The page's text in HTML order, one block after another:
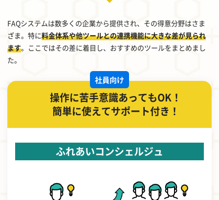
FAQシステムは数多くの企業から提供され、その得意分野はさま
ざま。特に料金体系や他ツールとの連携機能に大きな差が見られ
ます。ここではその差に着目し、おすすめのツールをまとめまし
た。
社員向け
操作に苦手意識あってもOK！
簡単に使えてサポート付き！
ふれあいコンシェルジュ